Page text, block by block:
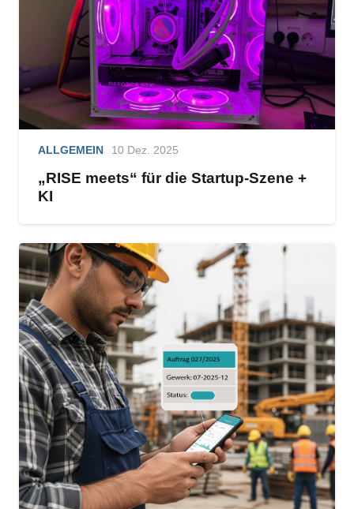
ALLGEMEIN 10 Dez. 2025
„RISE meets“ für die Startup-Szene +
KI